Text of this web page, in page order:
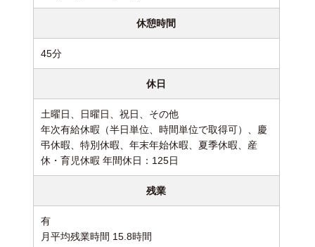
休憩時間
45分
休日
土曜日、日曜日、祝日、その他
年次有給休暇（半日単位、時間単位で取得可）、慶
弔休暇、特別休暇、年末年始休暇、夏季休暇、産
休・育児休暇 年間休日：125日
残業
有
月平均残業時間 15.8時間